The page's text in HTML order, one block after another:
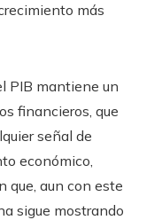
más
PIB mantiene un
financieros, que
señal de
económico,
que, aun con este
sigue mostrando